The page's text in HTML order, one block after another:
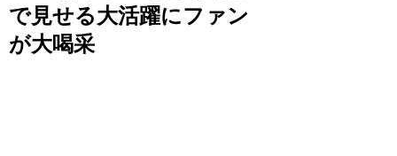
で見せる大活躍にファン
が大喝采